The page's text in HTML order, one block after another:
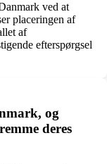
ved at
placeringen af
af
efterspørgsel
og
deres